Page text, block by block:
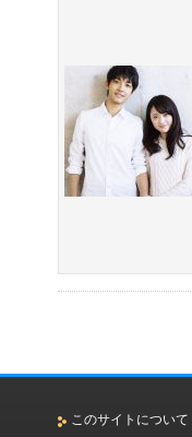
このサイトについて